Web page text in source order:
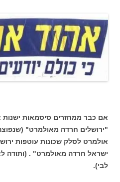
אם כבר ממחזרים סיסמאות ישנות
אולמרט לסלק שכונות עוטפות
ישראל חרדה מאולמרט" . (ותודה
לבי).